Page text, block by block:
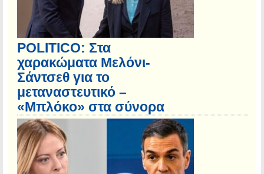
POLITICO: Στα
χαρακώματα Μελόνι-
Σάντσεθ για το
μεταναστευτικό –
«Μπλόκο» στα σύνορα